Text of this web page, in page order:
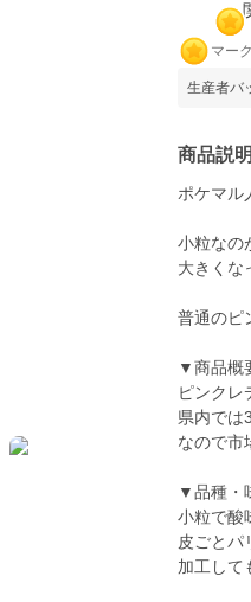
マー
生産者バ
商品説明
ポケマル
小粒なの
大きくな
普通のピ
▼商品概
ピンクレ
県内では
なので市
▼品種・
小粒で酸
皮ごとパ
加工して